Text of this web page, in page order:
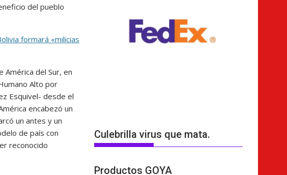
del pueblo
formará «milicias
América del Sur, en
Alto por
Esquivel- desde el
encabezó un
un antes y un
de país con
reconocido
Culebrilla virus que mata.
Productos GOYA